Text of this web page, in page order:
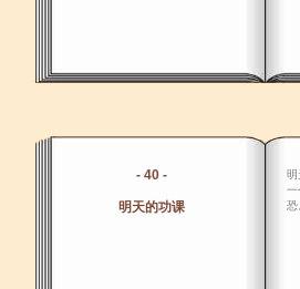
- 40 -
明天的功课
明
一
恐